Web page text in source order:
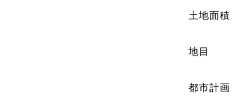
土地面積
地目
都市計画